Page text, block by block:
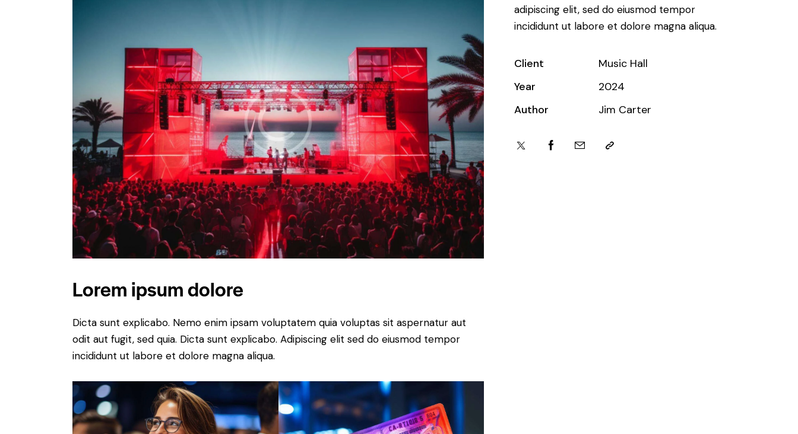
Lorem ipsum dolore
Dicta sunt explicabo. Nemo enim ipsam voluptatem quia voluptas sit aspernatur aut
odit aut fugit, sed quia. Dicta sunt explicabo. Adipiscing elit sed do eiusmod tempor
incididunt ut labore et dolore magna aliqua.
adipiscing elit, sed do eiusmod tempor
incididunt ut labore et dolore magna aliqua.
Client
Music Hall
Year
2024
Author
Jim Carter